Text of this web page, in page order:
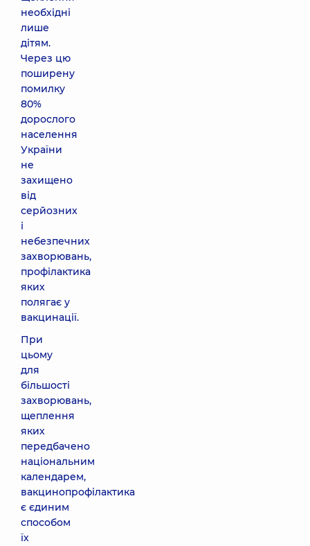
необхідні
лише
дітям.
Через цю
поширену
помилку
80%
дорослого
населення
України
не
захищено
від
серйозних
і
небезпечних
захворювань,
профілактика
яких
полягає у
вакцинації.
При
цьому
для
більшості
захворювань,
щеплення
яких
передбачено
національним
календарем,
вакцинопрофілактика
є єдиним
способом
їх